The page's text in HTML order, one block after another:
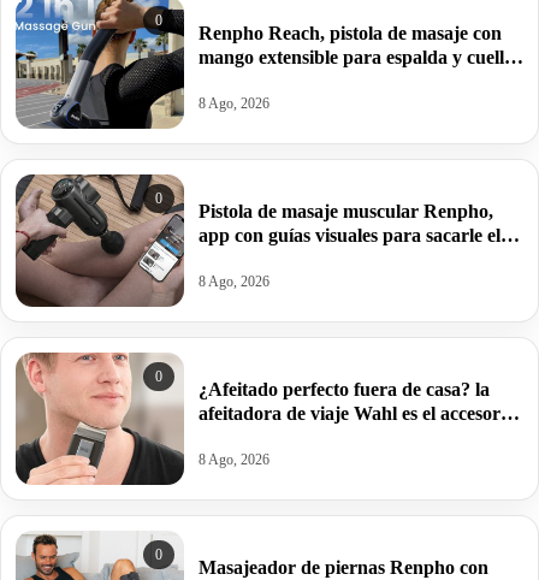
0
Renpho Reach, pistola de masaje con
mango extensible para espalda y cuello
8 Ago, 2026
0
Pistola de masaje muscular Renpho,
app con guías visuales para sacarle el
109,99€.
8 Ago, 2026
0
¿Afeitado perfecto fuera de casa? la
afeitadora de viaje Wahl es el accesorio
9,78€.
8 Ago, 2026
0
Masajeador de piernas Renpho con